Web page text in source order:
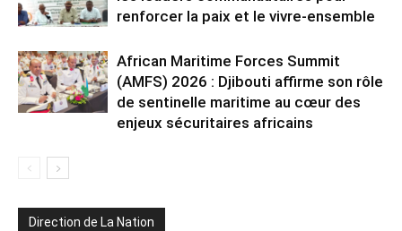
renforcer la paix et le vivre-ensemble
African Maritime Forces Summit
(AMFS) 2026 : Djibouti affirme son rôle
de sentinelle maritime au cœur des
enjeux sécuritaires africains
Direction de La Nation